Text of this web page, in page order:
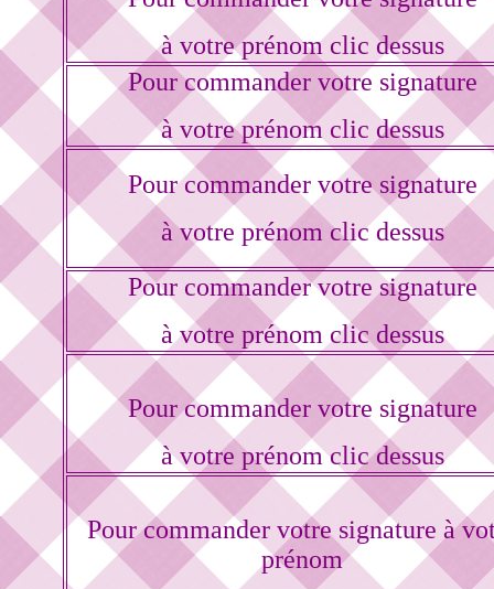
à votre prénom clic dessus
Pour commander votre signature
à votre prénom clic dessus
Pour commander votre signature
à votre prénom clic dessus
Pour commander votre signature
à votre prénom clic dessus
Pour commander votre signature
à votre prénom clic dessus
Pour commander votre signature à
prénom